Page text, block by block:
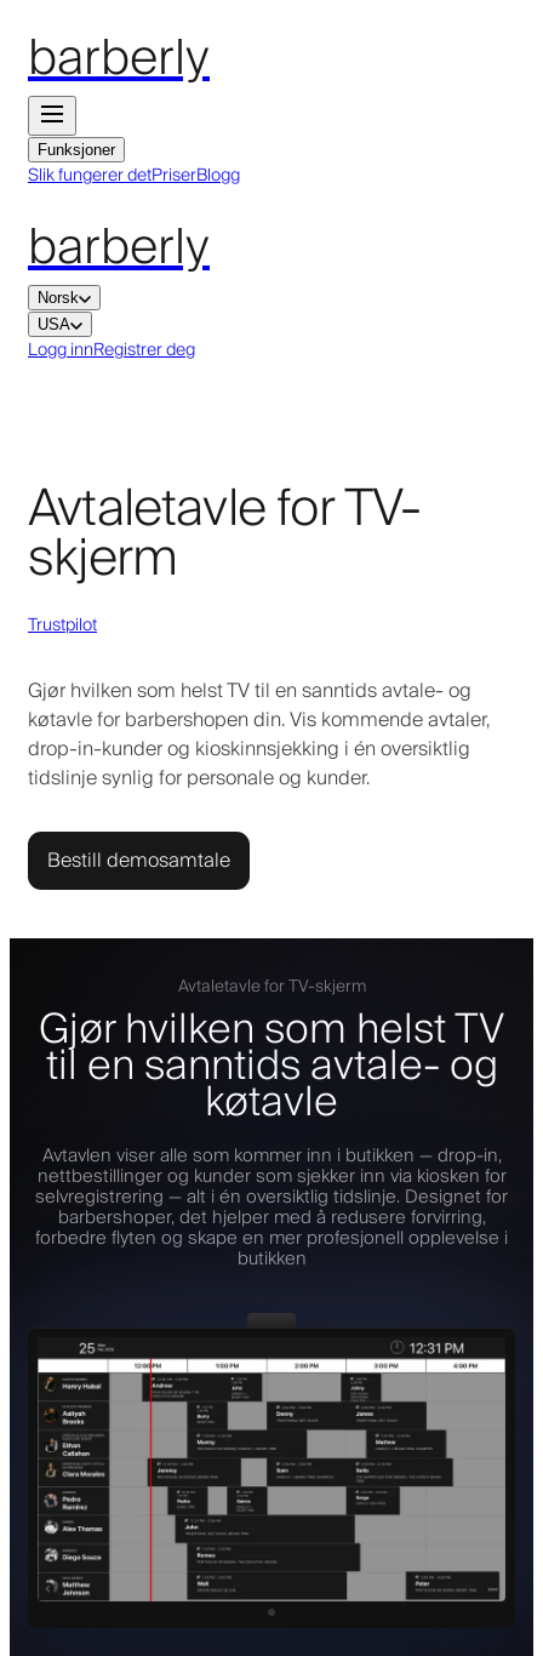
barberly
Funksjoner
Slik fungerer detPriserBlogg
barberly
Norsk
USA
Logg innRegistrer deg
Avtaletavle for TV-
skjerm
Trustpilot
Gjør hvilken som helst TV til en sanntids avtale- og
køtavle for barbershopen din. Vis kommende avtaler,
drop-in-kunder og kioskinnsjekking i én oversiktlig
tidslinje synlig for personale og kunder.
Bestill demosamtale
Avtaletavle for TV-skjerm
Gjør hvilken som helst TV
til en sanntids avtale- og
køtavle
Avtavlen viser alle som kommer inn i butikken — drop-in,
nettbestillinger og kunder som sjekker inn via kiosken for
selvregistrering — alt i én oversiktlig tidslinje. Designet for
barbershoper, det hjelper med å redusere forvirring,
forbedre flyten og skape en mer profesjonell opplevelse i
butikken